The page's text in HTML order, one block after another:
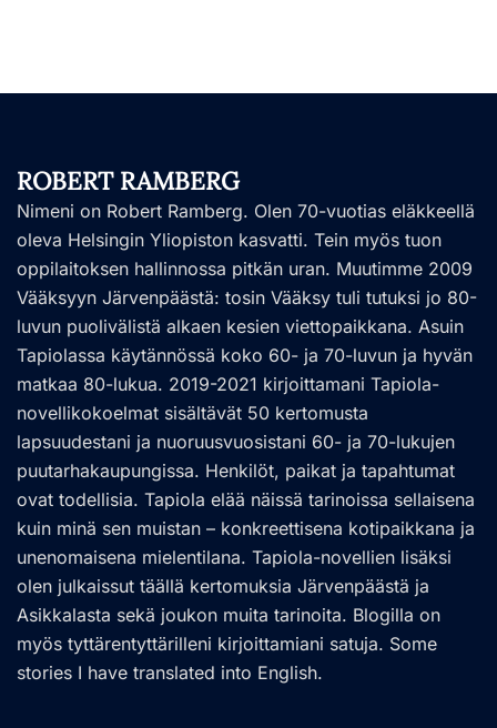
ROBERT RAMBERG
Nimeni on Robert Ramberg. Olen 70-vuotias eläkkeellä
oleva Helsingin Yliopiston kasvatti. Tein myös tuon
oppilaitoksen hallinnossa pitkän uran. Muutimme 2009
Vääksyyn Järvenpäästä: tosin Vääksy tuli tutuksi jo 80-
luvun puolivälistä alkaen kesien viettopaikkana. Asuin
Tapiolassa käytännössä koko 60- ja 70-luvun ja hyvän
matkaa 80-lukua. 2019-2021 kirjoittamani Tapiola-
novellikokoelmat sisältävät 50 kertomusta
lapsuudestani ja nuoruusvuosistani 60- ja 70-lukujen
puutarhakaupungissa. Henkilöt, paikat ja tapahtumat
ovat todellisia. Tapiola elää näissä tarinoissa sellaisena
kuin minä sen muistan – konkreettisena kotipaikkana ja
unenomaisena mielentilana. Tapiola-novellien lisäksi
olen julkaissut täällä kertomuksia Järvenpäästä ja
Asikkalasta sekä joukon muita tarinoita. Blogilla on
myös tyttärentyttärilleni kirjoittamiani satuja. Some
stories I have translated into English.